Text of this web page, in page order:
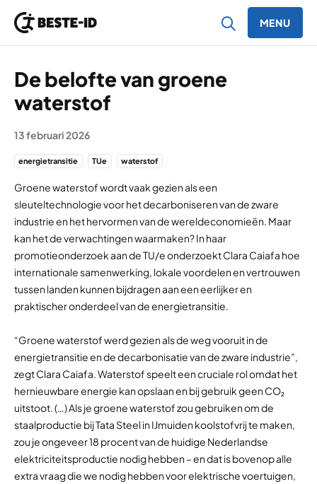
MENU
De belofte van groene
waterstof
13 februari 2026
energietransitie TUe waterstof
Groene waterstof wordt vaak gezien als een
sleuteltechnologie voor het decarboniseren van de zware
industrie en het hervormen van de wereldeconomieën. Maar
kan het de verwachtingen waarmaken? In haar
promotieonderzoek aan de TU/e ​​onderzoekt Clara Caiafa hoe
internationale samenwerking, lokale voordelen en vertrouwen
tussen landen kunnen bijdragen aan een eerlijker en
praktischer onderdeel van de energietransitie.
“Groene waterstof werd gezien als de weg vooruit in de
energietransitie en de decarbonisatie van de zware industrie”,
zegt Clara Caiafa. Waterstof speelt een cruciale rol omdat het
hernieuwbare energie kan opslaan en bij gebruik geen CO₂
uitstoot. (…) Als je groene waterstof zou gebruiken om de
staalproductie bij Tata Steel in IJmuiden koolstofvrij te maken,
zou je ongeveer 18 procent van de huidige Nederlandse
elektriciteitsproductie nodig hebben – en dat is bovenop alle
extra vraag die we nodig hebben voor elektrische voertuigen,